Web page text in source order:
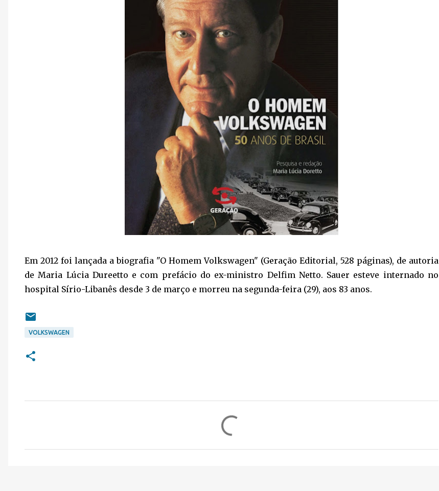
Em 2012 foi lançada a biografia "O Homem Volkswagen" (Geração Editorial, 528 páginas), de autoria
de Maria Lúcia Dureetto e com prefácio do ex-ministro Delfim Netto. Sauer esteve internado no
hospital Sírio-Libanês desde 3 de março e morreu na segunda-feira (29), aos 83 anos.
VOLKSWAGEN
m